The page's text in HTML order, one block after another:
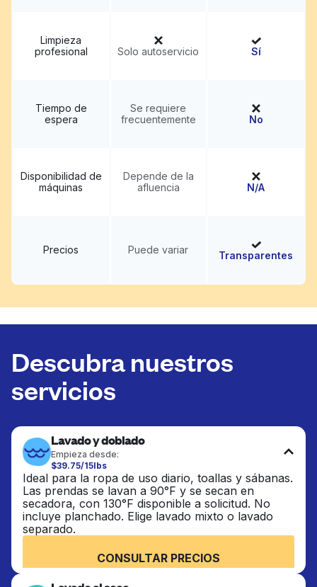
Limpieza
profesional
Solo autoservicio Sí
Tiempo de
espera
Se requiere
frecuentemente
No
Disponibilidad de
máquinas
Depende de la
afluencia
N/A
Precios Puede variar Transparentes
Descubra nuestros
servicios
Lavado y doblado
Empieza desde:
$39.75/15lbs
Ideal para la ropa de uso diario, toallas y sábanas.
Las prendas se lavan a 90°F y se secan en
secadora, con 130°F disponible a solicitud. No
incluye planchado. Elige lavado mixto o lavado
separado.
CONSULTAR PRECIOS